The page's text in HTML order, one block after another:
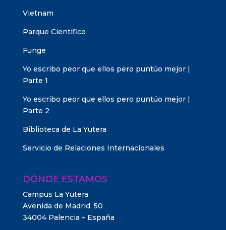
Vietnam
Parque Científico
Funge
Yo escribo peor que ellos pero puntúo mejor |
Parte 1
Yo escribo peor que ellos pero puntúo mejor |
Parte 2
Biblioteca de La Yutera
Servicio de Relaciones Internacionales
DÓNDE ESTAMOS
Campus La Yutera
Avenida de Madrid, 50
34004 Palencia – España